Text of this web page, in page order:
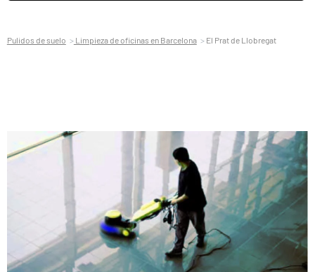
Pulidos de suelo Limpieza de oficinas en Barcelona El Prat de Llobregat